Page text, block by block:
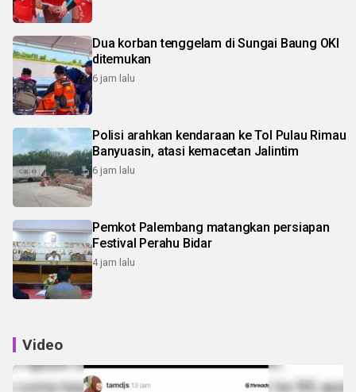
Dua korban tenggelam di Sungai Baung OKI
ditemukan
6 jam lalu
Polisi arahkan kendaraan ke Tol Pulau Rimau
Banyuasin, atasi kemacetan Jalintim
6 jam lalu
Pemkot Palembang matangkan persiapan
Festival Perahu Bidar
4 jam lalu
Video